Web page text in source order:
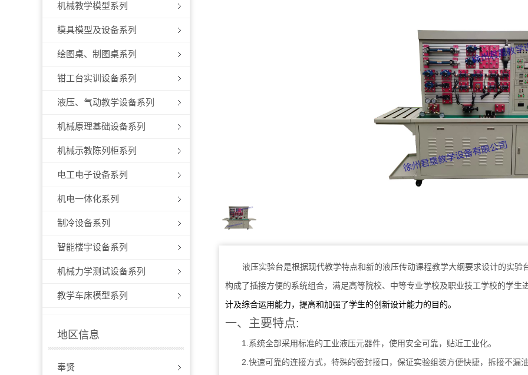
机械教学模型系列
模具模型及设备系列
绘图桌、制图桌系列
钳工台实训设备系列
液压、气动教学设备系列
机械原理基础设备系列
机械示教陈列柜系列
电工电子设备系列
机电一体化系列
制冷设备系列
智能楼宇设备系列
机械力学测试设备系列
教学车床模型系列
地区信息
奉贤
液压实验台是根据现代教学特点和新的液压传动课程教学大纲要求设计的实
构成了插接方便的系统组合，满足高等院校、中等专业学校及职业技工学校的学生
计及综合运用能力，提高和加强了学生的创新设计能力的目的。
一、主要特点:
1.系统全部采用标准的工业液压元器件，使用安全可靠，贴近工业化。
2.快速可靠的连接方式，特殊的密封接口，保证实验组装方便快捷，拆接不漏